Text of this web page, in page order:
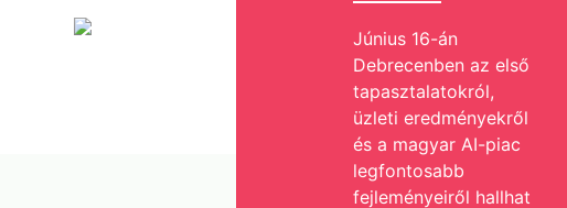
Június 16-án
Debrecenben az első
tapasztalatokról,
üzleti eredményekről
és a magyar AI-piac
legfontosabb
fejleményeiről hallhat